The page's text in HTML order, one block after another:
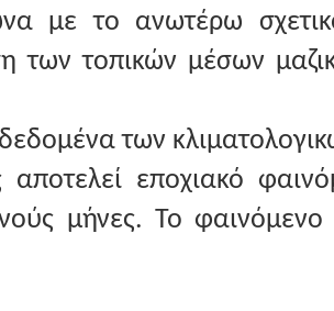
με το ανωτέρω
των τοπικών μέσων
των
εποχιακό
μήνες. Το φαινόμενο